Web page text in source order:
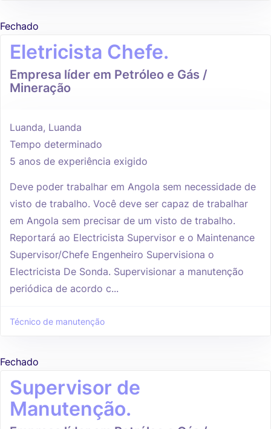
Fechado
Eletricista Chefe.
Empresa líder em Petróleo e Gás /
Mineração
Luanda, Luanda
Tempo determinado
5 anos de experiência exigido
Deve poder trabalhar em Angola sem necessidade de
visto de trabalho. Você deve ser capaz de trabalhar
em Angola sem precisar de um visto de trabalho.
Reportará ao Electricista Supervisor e o Maintenance
Supervisor/Chefe Engenheiro Supervisiona o
Electricista De Sonda. Supervisionar a manutenção
periódica de acordo c...
Técnico de manutenção
Fechado
Supervisor de
Manutenção.